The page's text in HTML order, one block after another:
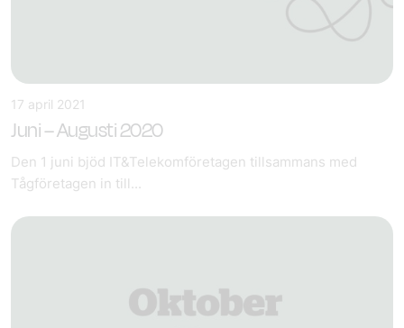
17 april 2021
Juni – Augusti 2020
Den 1 juni bjöd IT&Telekomföretagen tillsammans med
Tågföretagen in till...